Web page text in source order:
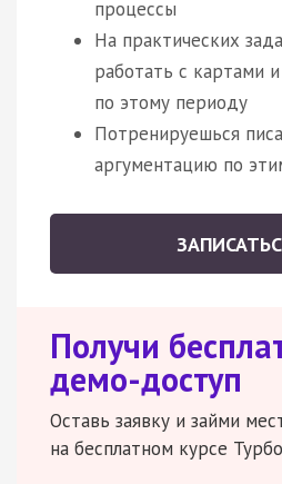
процессы
На практических
работать с картами
по этому периоду
Потренируешься
аргументацию по
Получи
демо-доступ
Оставь заявку и займи
на бесплатном курсе